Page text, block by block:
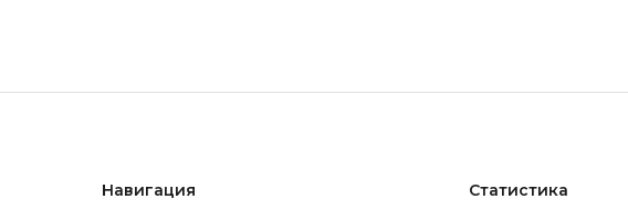
Навигация Статистика